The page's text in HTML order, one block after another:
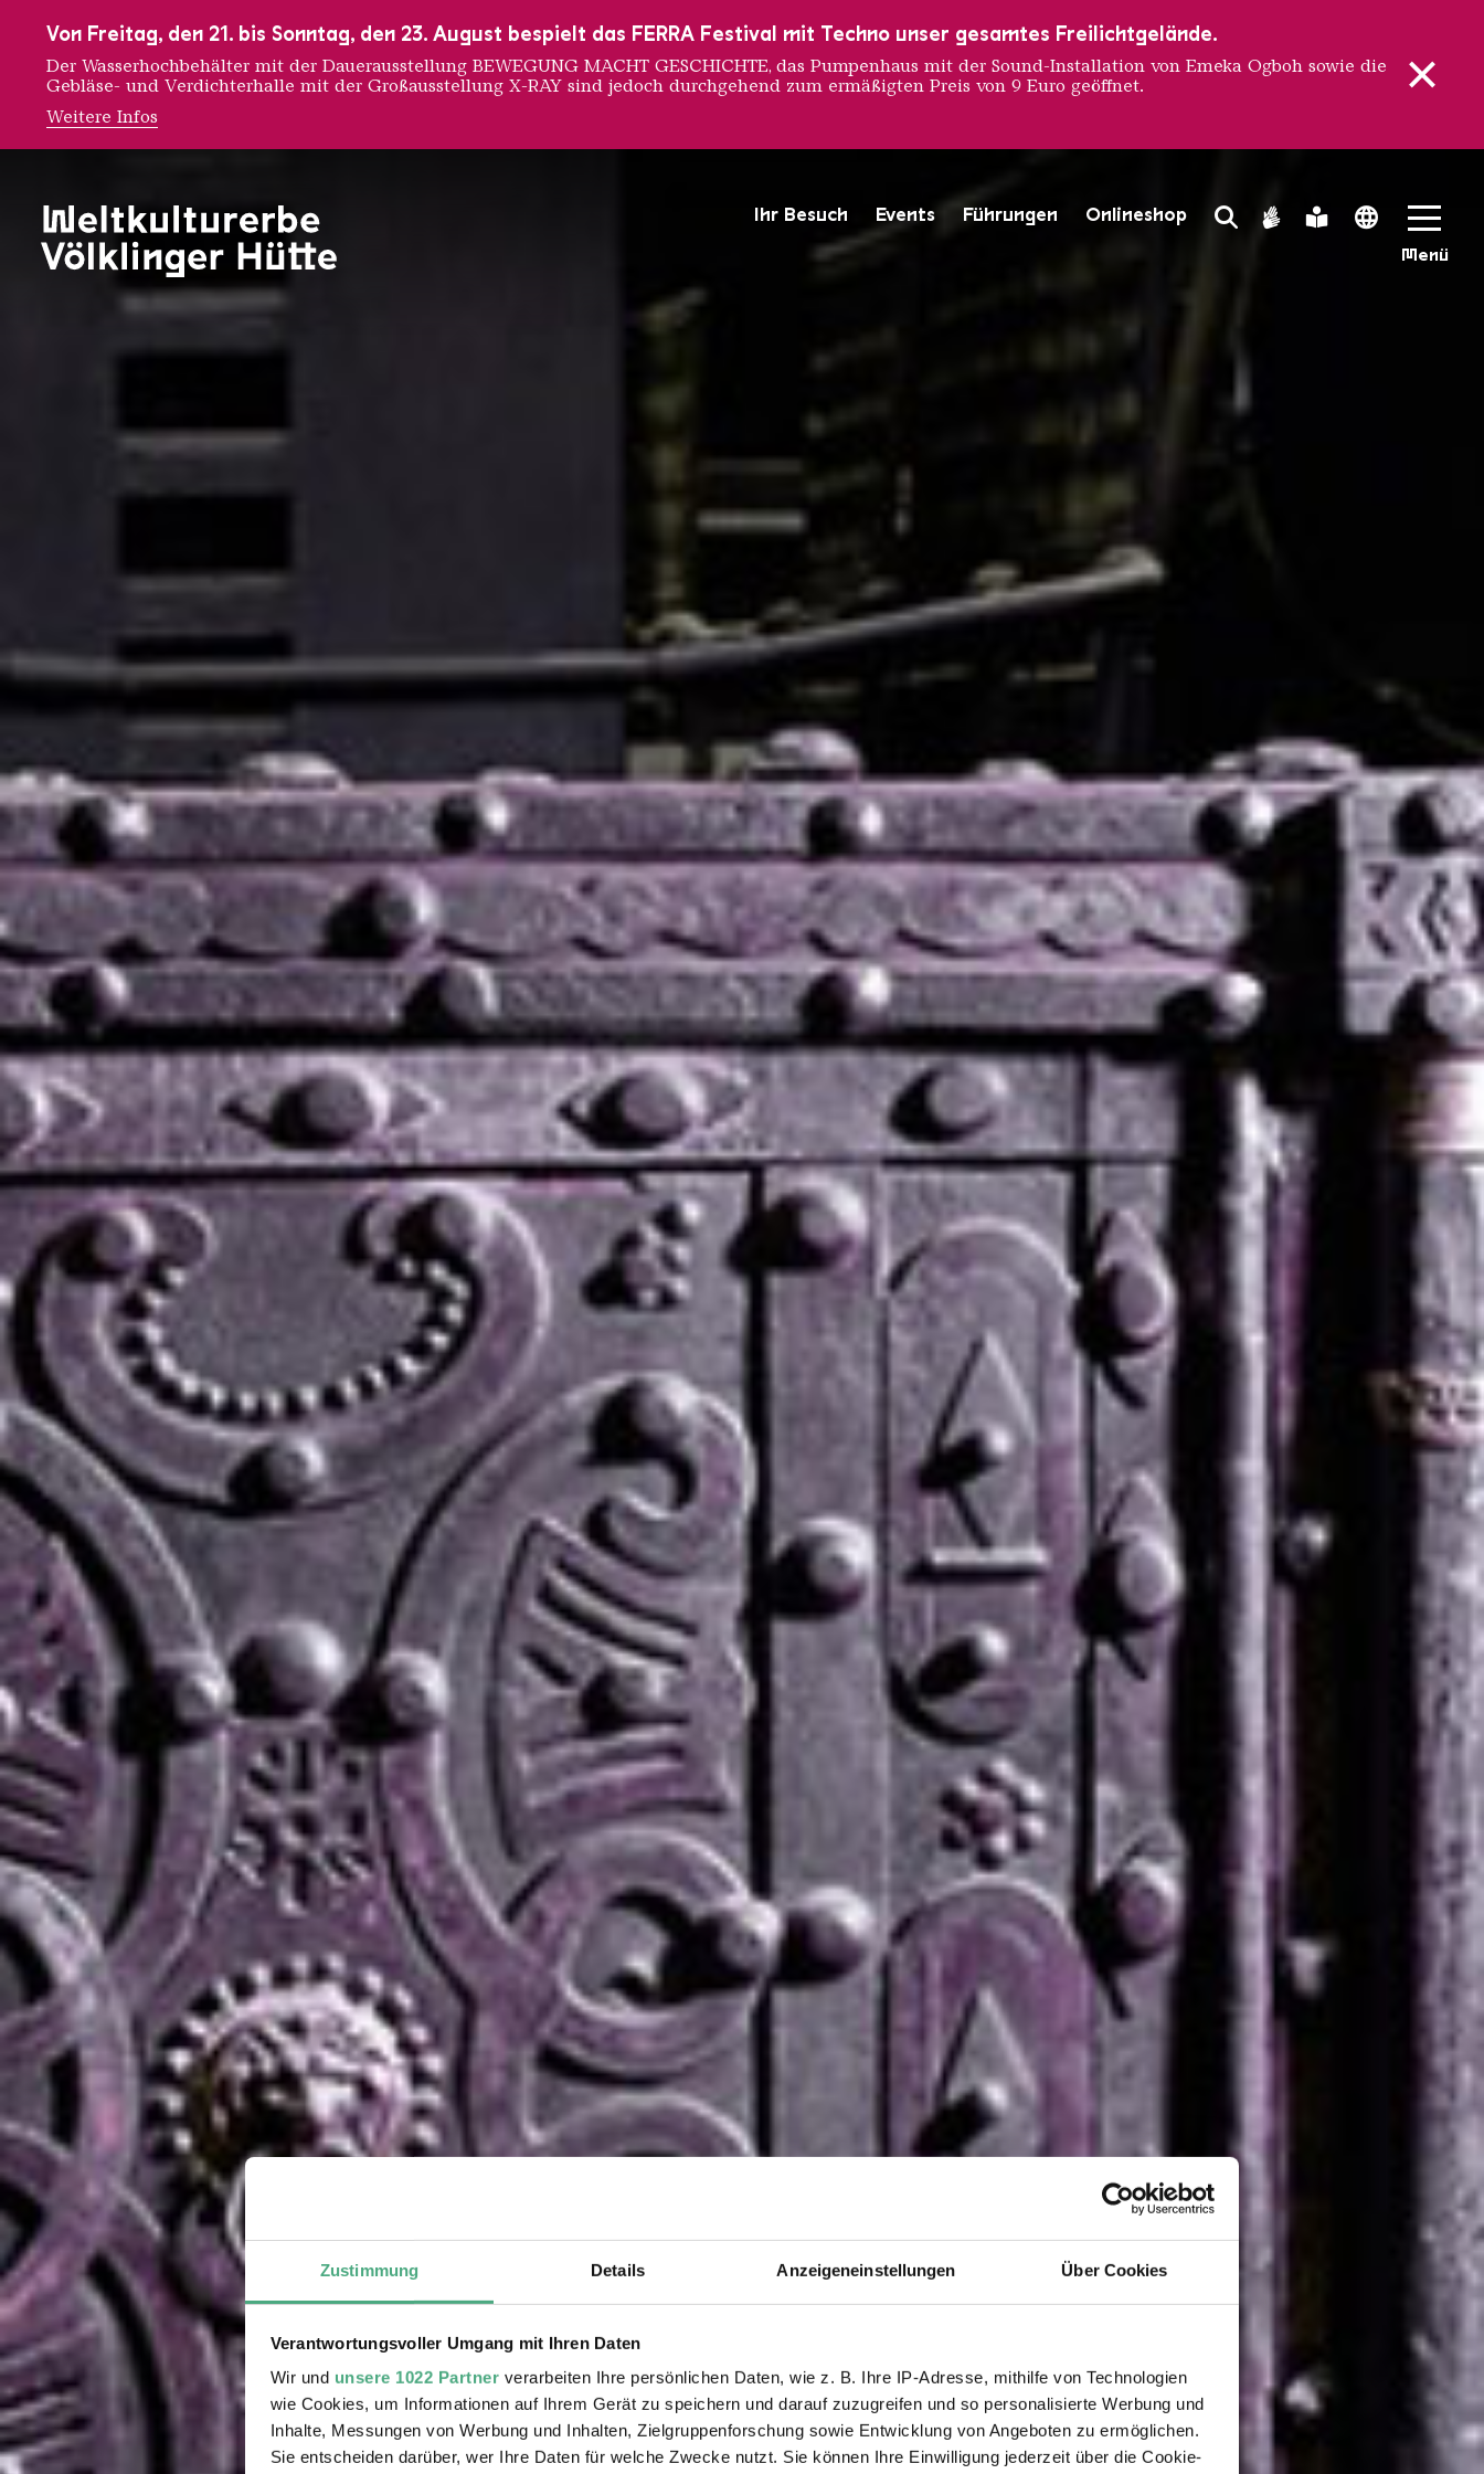
Zustimmung Details Anzeigeneinstellungen Über Cookies
Verantwortungsvoller Umgang mit Ihren Daten
Wir und unsere 1022 Partner verarbeiten Ihre persönlichen Daten, wie z. B. Ihre IP-Adresse, mithilfe von Technologien
wie Cookies, um Informationen auf Ihrem Gerät zu speichern und darauf zuzugreifen und so personalisierte Werbung und
Inhalte, Messungen von Werbung und Inhalten, Zielgruppenforschung sowie Entwicklung von Angeboten zu ermöglichen.
Sie entscheiden darüber, wer Ihre Daten für welche Zwecke nutzt. Sie können Ihre Einwilligung jederzeit über die Cookie-
Search Toggle
Menü
Gebärdensprache
Leichte Sprache
Language
Ihr Besuch Events Führungen Onlineshop
Mon Trésor - Europas
Von Freitag, den 21. bis Sonntag, den 23. August bespielt das FERRA Festival mit Techno unser gesamtes Freilichtgelände.
Der Wasserhochbehälter mit der Dauerausstellung BEWEGUNG MACHT GESCHICHTE, das Pumpenhaus mit der Sound-Installation von Emeka Ogboh sowie die
Gebläse- und Verdichterhalle mit der Großausstellung X-RAY sind jedoch durchgehend zum ermäßigten Preis von 9 Euro geöffnet.
Weitere Infos